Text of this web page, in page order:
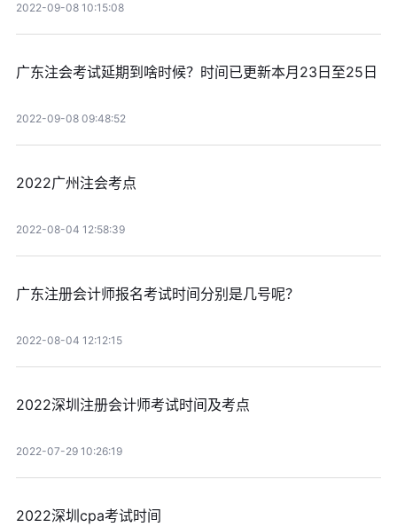
2022-09-08 10:15:08
广东注会考试延期到啥时候？时间已更新本月23日至25日
2022-09-08 09:48:52
2022广州注会考点
2022-08-04 12:58:39
广东注册会计师报名考试时间分别是几号呢？
2022-08-04 12:12:15
2022深圳注册会计师考试时间及考点
2022-07-29 10:26:19
2022深圳cpa考试时间